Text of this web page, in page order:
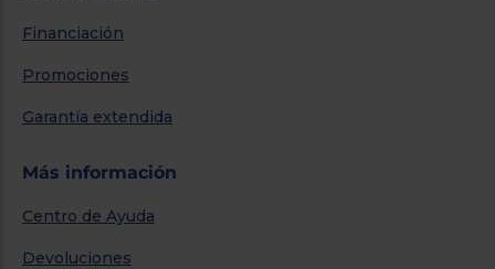
Financiación
Promociones
Garantía extendida
Más información
Centro de Ayuda
Devoluciones